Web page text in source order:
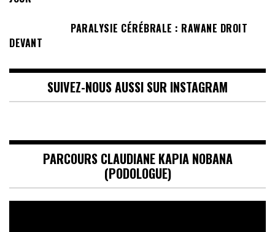
PARALYSIE CÉRÉBRALE : RAWANE DROIT
DEVANT
SUIVEZ-NOUS AUSSI SUR INSTAGRAM
PARCOURS CLAUDIANE KAPIA NOBANA
(PODOLOGUE)